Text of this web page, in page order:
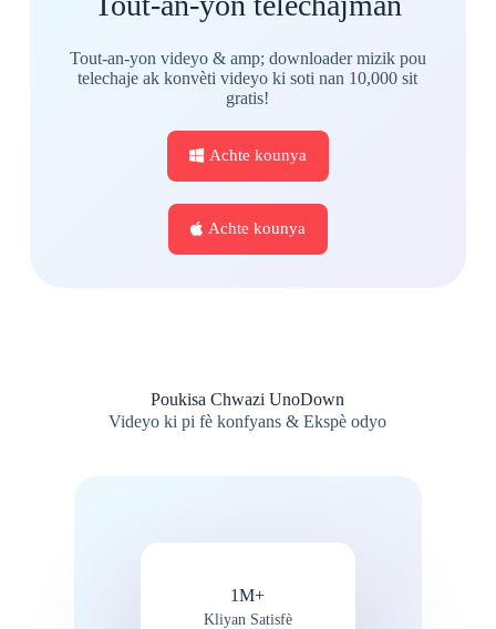
Tout-an-yon videyo & amp; downloader mizik pou
telechaje ak konvèti videyo ki soti nan 10,000 sit
gratis!
Achte kounya
Achte kounya
Poukisa Chwazi UnoDown
Videyo ki pi fè konfyans & Ekspè odyo
1M+
Kliyan Satisfè